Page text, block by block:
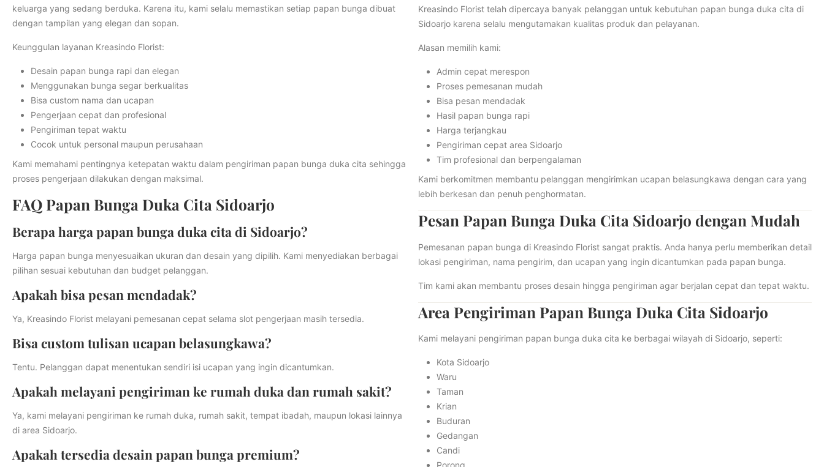
keluarga yang sedang berduka. Karena itu, kami selalu memastikan setiap papan bunga dibuat
dengan tampilan yang elegan dan sopan.
Keunggulan layanan Kreasindo Florist:
Desain papan bunga rapi dan elegan
Menggunakan bunga segar berkualitas
Bisa custom nama dan ucapan
Pengerjaan cepat dan profesional
Pengiriman tepat waktu
Cocok untuk personal maupun perusahaan
Kami memahami pentingnya ketepatan waktu dalam pengiriman papan bunga duka cita sehingga
proses pengerjaan dilakukan dengan maksimal.
FAQ Papan Bunga Duka Cita Sidoarjo
Berapa harga papan bunga duka cita di Sidoarjo?
Harga papan bunga menyesuaikan ukuran dan desain yang dipilih. Kami menyediakan berbagai
pilihan sesuai kebutuhan dan budget pelanggan.
Apakah bisa pesan mendadak?
Ya, Kreasindo Florist melayani pemesanan cepat selama slot pengerjaan masih tersedia.
Bisa custom tulisan ucapan belasungkawa?
Tentu. Pelanggan dapat menentukan sendiri isi ucapan yang ingin dicantumkan.
Apakah melayani pengiriman ke rumah duka dan rumah sakit?
Ya, kami melayani pengiriman ke rumah duka, rumah sakit, tempat ibadah, maupun lokasi lainnya
di area Sidoarjo.
Apakah tersedia desain papan bunga premium?
Kreasindo Florist telah dipercaya banyak pelanggan untuk kebutuhan papan bunga duka cita di
Sidoarjo karena selalu mengutamakan kualitas produk dan pelayanan.
Alasan memilih kami:
Admin cepat merespon
Proses pemesanan mudah
Bisa pesan mendadak
Hasil papan bunga rapi
Harga terjangkau
Pengiriman cepat area Sidoarjo
Tim profesional dan berpengalaman
Kami berkomitmen membantu pelanggan mengirimkan ucapan belasungkawa dengan cara yang
lebih berkesan dan penuh penghormatan.
Pesan Papan Bunga Duka Cita Sidoarjo dengan Mudah
Pemesanan papan bunga di Kreasindo Florist sangat praktis. Anda hanya perlu memberikan detail
lokasi pengiriman, nama pengirim, dan ucapan yang ingin dicantumkan pada papan bunga.
Tim kami akan membantu proses desain hingga pengiriman agar berjalan cepat dan tepat waktu.
Area Pengiriman Papan Bunga Duka Cita Sidoarjo
Kami melayani pengiriman papan bunga duka cita ke berbagai wilayah di Sidoarjo, seperti:
Kota Sidoarjo
Waru
Taman
Krian
Buduran
Gedangan
Candi
Porong